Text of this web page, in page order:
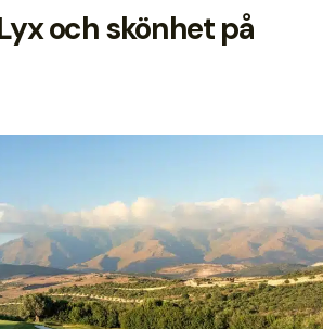
och skönhet på